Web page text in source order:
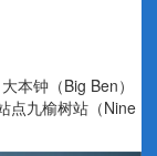
本钟（Big Ben）
点九榆树站（Nine